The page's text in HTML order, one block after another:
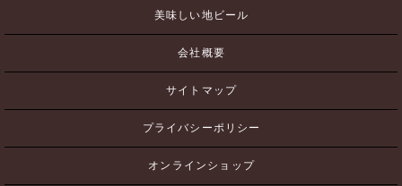
美味しい地ビール
会社概要
サイトマップ
プライバシーポリシー
オンラインショップ